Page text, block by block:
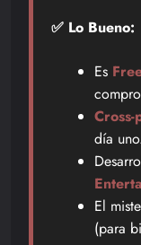
✅ Lo Bueno:
Es
Cross-
día
El
(para